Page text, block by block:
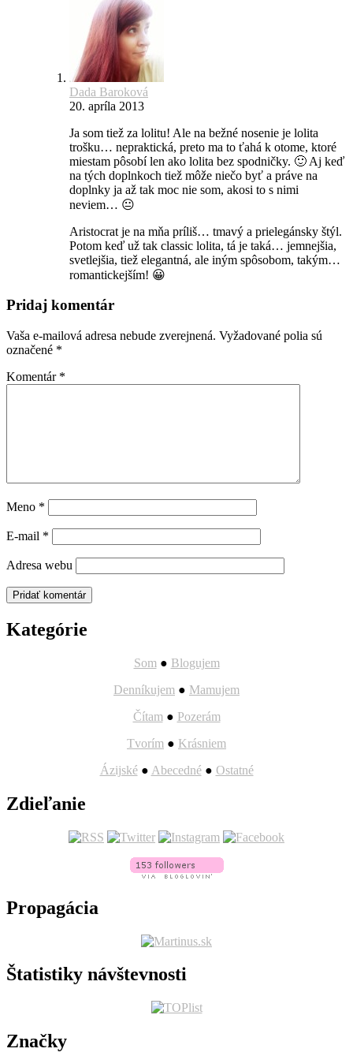
Dada Baroková
20. apríla 2013
Ja som tiež za lolitu! Ale na bežné nosenie je lolita
trošku… nepraktická, preto ma to ťahá k otome, ktoré
miestam pôsobí len ako lolita bez spodničky. 🙂 Aj keď
na tých doplnkoch tiež môže niečo byť a práve na
doplnky ja až tak moc nie som, akosi to s nimi
neviem… 😐
Aristocrat je na mňa príliš… tmavý a prielegánsky štýl.
Potom keď už tak classic lolita, tá je taká… jemnejšia,
svetlejšia, tiež elegantná, ale iným spôsobom, takým…
romantickejším! 😀
Pridaj komentár
Vaša e-mailová adresa nebude zverejnená. Vyžadované polia sú
označené *
Komentár *
Meno *
E-mail *
Adresa webu
Kategórie
Som ● Blogujem
Denníkujem ● Mamujem
Čítam ● Pozerám
Tvorím ● Krásniem
Ázijské● Abecedné● Ostatné
Zdieľanie
Propagácia
Štatistiky návštevnosti
Značky